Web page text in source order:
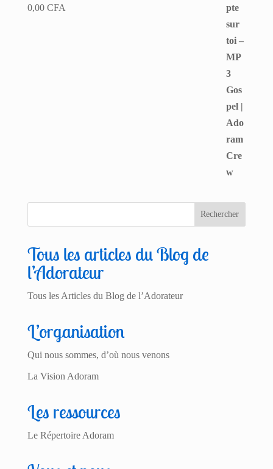
0,00 CFA
Tous les articles du Blog de
l’Adorateur
Tous les Articles du Blog de l’Adorateur
L’organisation
Qui nous sommes, d’où nous venons
La Vision Adoram
Les ressources
Le Répertoire Adoram